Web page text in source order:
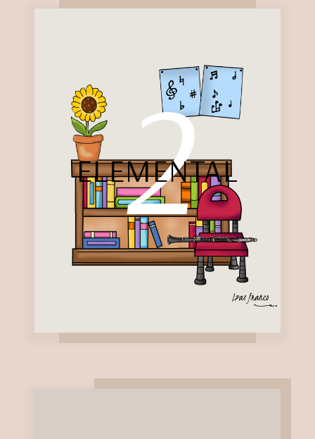
2
ELEMENTAL